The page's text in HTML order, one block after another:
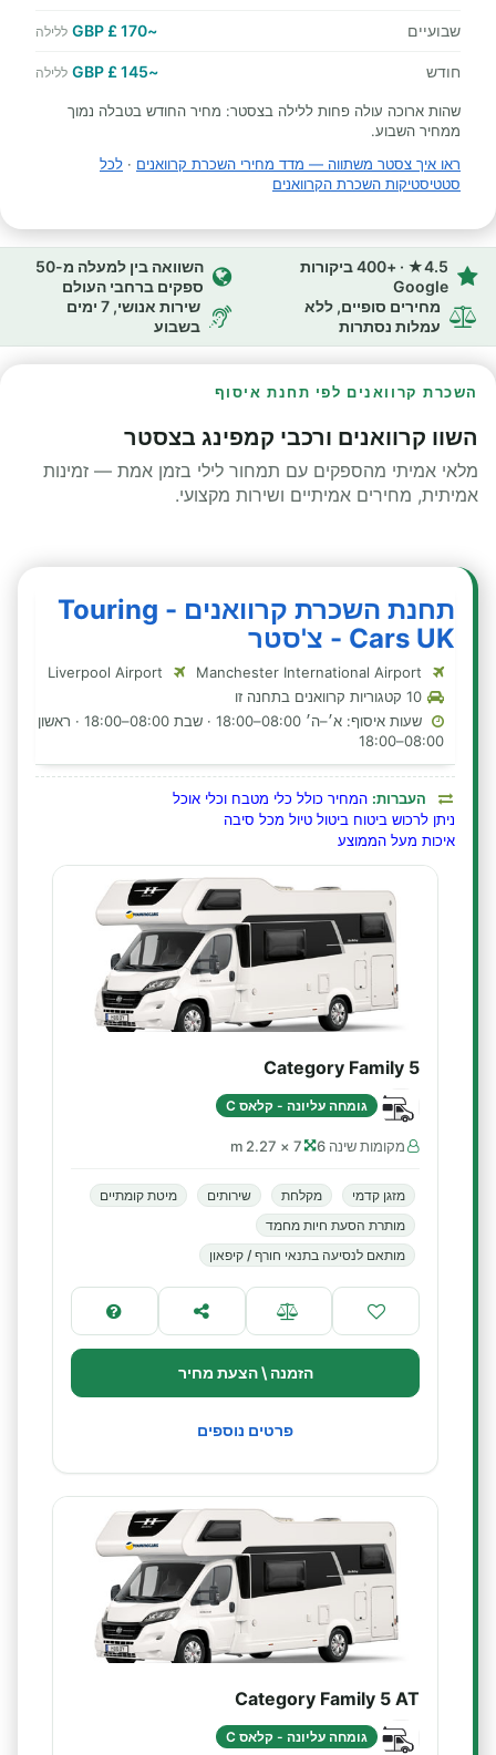
שבועיים ~170 £ GBP ללילה
חודש ~145 £ GBP ללילה
שהות ארוכה עולה פחות ללילה בצסטר: מחיר החודש בטבלה נמוך
ממחיר השבוע.
ראו איך צסטר משתווה — מדד מחירי השכרת קרוואנים · לכל
סטטיסטיקות השכרת הקרוואנים
4.5★ · +400 ביקורות
Google
השוואה בין למעלה מ-50
ספקים ברחבי העולם
מחירים סופיים, ללא
עמלות נסתרות
שירות אנושי, 7 ימים
בשבוע
השכרת קרוואנים לפי תחנת איסוף
השוו קרוואנים ורכבי קמפינג בצסטר
מלאי אמיתי מהספקים עם תמחור לילי בזמן אמת — זמינות
אמיתית, מחירים אמיתיים ושירות מקצועי.
תחנת השכרת קרוואנים - Touring
Cars UK - צ'סטר
שעות איסוף: א׳–ה׳ 08:00–18:00 · שבת 08:00–18:00 · ראשון
08:00–18:00
העברות: המחיר כולל כלי מטבח וכלי אוכל
ניתן לרכוש ביטוח ביטול טיול מכל סיבה
איכות מעל הממוצע
Category Family 5
גומחה עליונה - קלאס C
מקומות שינה 6 7 × 2.27 m
מזגן קדמי מקלחת שירותים
מיטת קומתיים
מותרת הסעת חיות מחמד
מותאם לנסיעה בתנאי חורף / קיפאון
הזמנה \ הצעת מחיר
פרטים נוספים
Category Family 5 AT
גומחה עליונה - קלאס C